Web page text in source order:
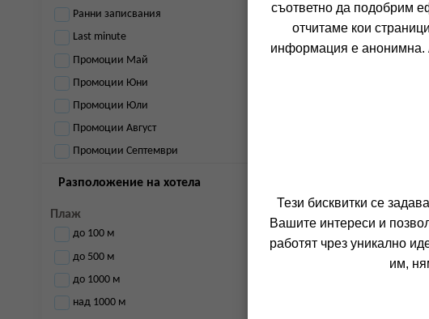
Ранни записвания
Last minute
Промоции Май
Промоции Юни
Промоции Юли
Промоции Август
Промоции Септември
Разположение на хотела
Плаж
до 100 м
до 500 м
до 1000 м
над 1000 м
съответно да подобрим
отчитаме кои
информация е анонимна.
Тези бисквитки се
Вашите интереси и
работят чрез уникално
им,